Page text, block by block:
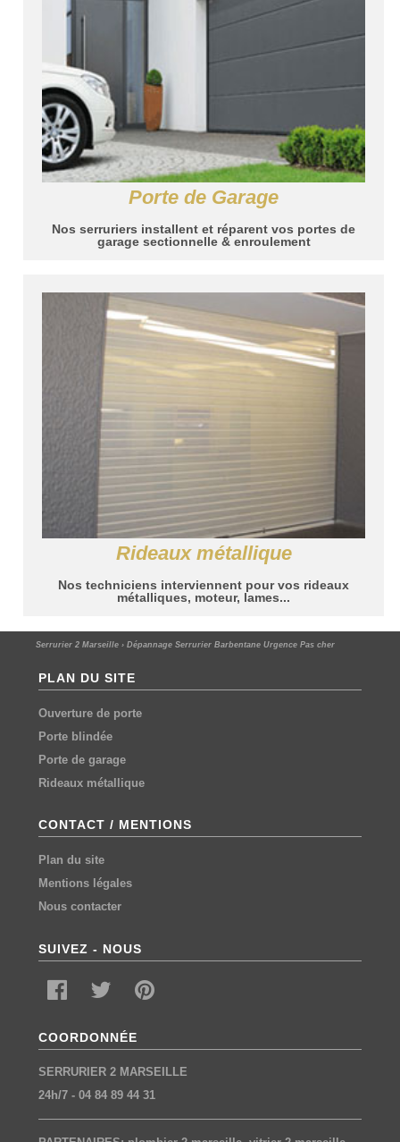
Porte de Garage
Nos serruriers installent et réparent vos portes de
garage sectionnelle & enroulement
Rideaux métallique
Nos techniciens interviennent pour vos rideaux
métalliques, moteur, lames...
Serrurier 2 Marseille › Dépannage Serrurier Barbentane Urgence Pas cher
PLAN DU SITE
Ouverture de porte
Porte blindée
Porte de garage
Rideaux métallique
CONTACT / MENTIONS
Plan du site
Mentions légales
Nous contacter
SUIVEZ - NOUS
COORDONNÉE
SERRURIER 2 MARSEILLE
24h/7- 04 84 89 44 31